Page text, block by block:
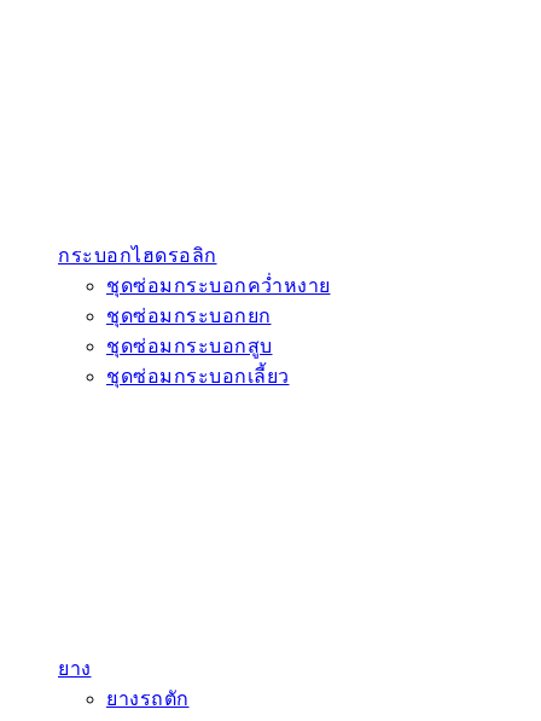
กระบอกไฮดรอลิก
ชุดซ่อมกระบอกคว่ำหงาย
ชุดซ่อมกระบอกยก
ชุดซ่อมกระบอกสูบ
ชุดซ่อมกระบอกเลี้ยว
ยาง
ยางรถตัก